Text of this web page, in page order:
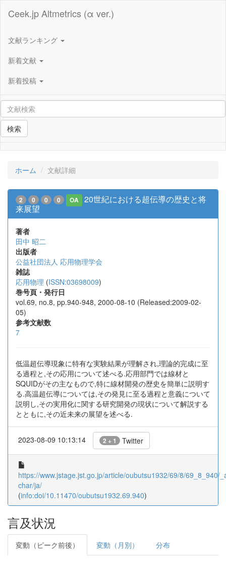
Ceek.jp Altmetrics (α ver.)
文献ランキング
新着文献
新着投稿
検索
ホーム 文献詳細
2 0 0 0 OA
20世紀における超伝導の歴史と将
来展望
著者
田中 昭二
出版者
公益社団法人 応用物理学会
雑誌
応用物理 (ISSN:03698009)
巻号頁・発行日
vol.69, no.8, pp.940-948, 2000-08-10 (Released:2009-02-
05)
参考文献数
7
低温超伝導現象に特有な実験結果が理解され,理論的完成に至
る過程と,その応用について述べる.応用部門では線材と
SQUIDがその主なもので,特に線材開発の歴史を簡単に説明す
る.高温超伝導については,その発見に至る過程と意義について
説明し,その実用化に関する研究開発の現状について解説する
とともに,その近未来の展望を述べる.
2023-08-09 10:13:14 2 + 1 Twitter
https://www.jstage.jst.go.jp/article/oubutsu1932/69/8/69_8_940/
char/ja/
(info:doi/10.11470/oubutsu1932.69.940)
言及状況
変動（ピーク前後） 変動（月別） 分布